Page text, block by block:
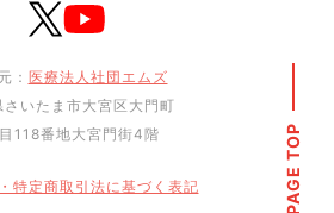
： 医療法人社団エムズ
さいたま市大宮区大門町
118番地大宮門街4階
特定商取引法に基づく表記 PAGE TOP